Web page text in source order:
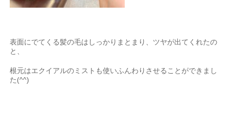
表面にでてくる髪の毛はしっかりまとまり、ツヤが出てくれたの
と、
根元はエクイアルのミストも使いふんわりさせることができまし
た(^^)